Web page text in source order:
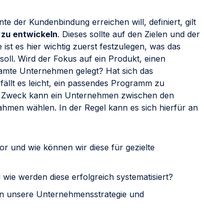
der Kundenbindung erreichen will, definiert, gilt
entwickeln. Dieses sollte auf den Zielen und der
es hier wichtig zuerst festzulegen, was das
Wird der Fokus auf ein Produkt, einen
Unternehmen gelegt? Hat sich das
es leicht, ein passendes Programm zu
kann ein Unternehmen zwischen den
wählen. In der Regel kann es sich hierfür an
und wie können wir diese für gezielte
werden diese erfolgreich systematisiert?
unsere Unternehmensstrategie und